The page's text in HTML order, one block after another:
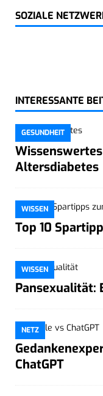
SOZIALE
INTERESSANTE
GESUNDHEIT
Altersdiabetes
WISSEN
Top 10
WISSEN
Pansexualität:
NETZ
ChatGPT